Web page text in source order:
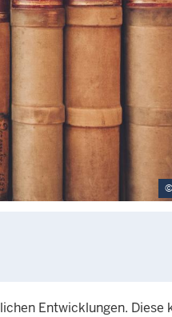
©
Entwicklungen. Diese